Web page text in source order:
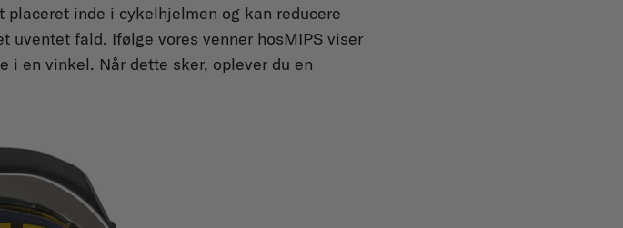
inde i cykelhjelmen og kan reducere
fald. Ifølge vores venner hosMIPS viser
i en vinkel. Når dette sker, oplever du en